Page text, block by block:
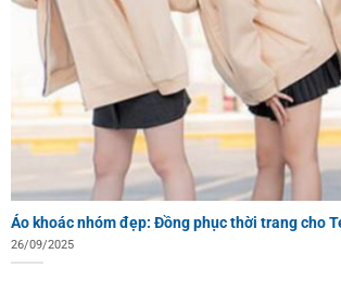
Áo khoác nhóm đẹp: Đồng phục thời trang cho
26/09/2025